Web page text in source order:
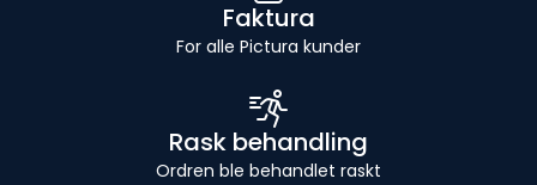
Faktura
For alle Pictura kunder
Rask behandling
Ordren ble behandlet raskt